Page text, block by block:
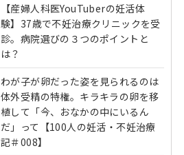
【産婦人科医YouTuberの妊活体
験】37歳で不妊治療クリニックを受
診。病院選びの３つのポイントと
は？
わが子が卵だった姿を見られるのは
体外受精の特権。キラキラの卵を移
植して「今、おなかの中にいるん
だ」って【100人の妊活・不妊治療
記＃008】